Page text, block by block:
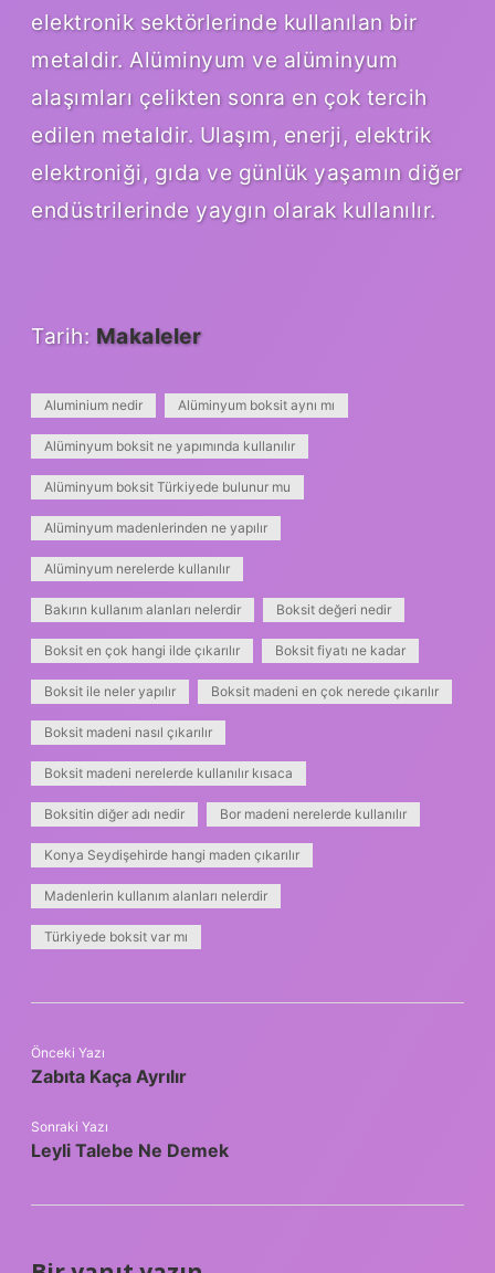
elektronik sektörlerinde kullanılan bir
metaldir. Alüminyum ve alüminyum
alaşımları çelikten sonra en çok tercih
edilen metaldir. Ulaşım, enerji, elektrik
elektroniği, gıda ve günlük yaşamın diğer
endüstrilerinde yaygın olarak kullanılır.
Tarih: Makaleler
Aluminium nedir Alüminyum boksit aynı mı
Alüminyum boksit ne yapımında kullanılır
Alüminyum boksit Türkiyede bulunur mu
Alüminyum madenlerinden ne yapılır
Alüminyum nerelerde kullanılır
Bakırın kullanım alanları nelerdir Boksit değeri nedir
Boksit en çok hangi ilde çıkarılır Boksit fiyatı ne kadar
Boksit ile neler yapılır Boksit madeni en çok nerede çıkarılır
Boksit madeni nasıl çıkarılır
Boksit madeni nerelerde kullanılır kısaca
Boksitin diğer adı nedir Bor madeni nerelerde kullanılır
Konya Seydişehirde hangi maden çıkarılır
Madenlerin kullanım alanları nelerdir
Türkiyede boksit var mı
Önceki Yazı
Zabıta Kaça Ayrılır
Sonraki Yazı
Leyli Talebe Ne Demek